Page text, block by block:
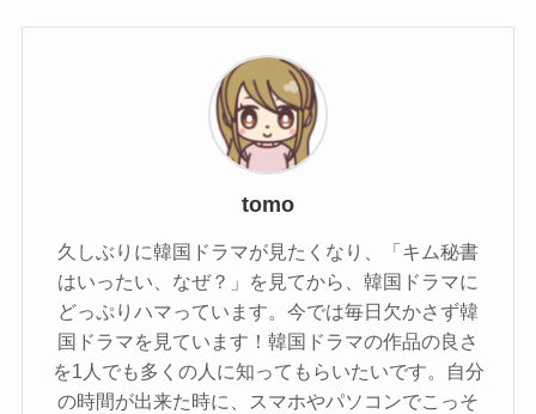
tomo
久しぶりに韓国ドラマが見たくなり、「キム秘書
はいったい、なぜ？」を見てから、韓国ドラマに
どっぷりハマっています。今では毎日欠かさず韓
国ドラマを見ています！韓国ドラマの作品の良さ
を1人でも多くの人に知ってもらいたいです。自分
の時間が出来た時に、スマホやパソコンでこっそ